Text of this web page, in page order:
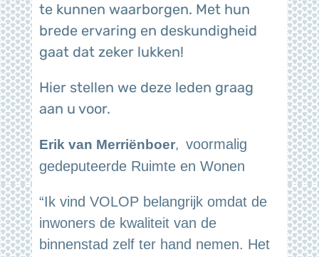
te kunnen waarborgen. Met hun
brede ervaring en deskundigheid
gaat dat zeker lukken!
Hier stellen we deze leden graag
aan u voor.
Erik van Merriënboer, voormalig
gedeputeerde Ruimte en Wonen
“Ik vind VOLOP belangrijk omdat de
inwoners de kwaliteit van de
binnenstad zelf ter hand nemen. Het